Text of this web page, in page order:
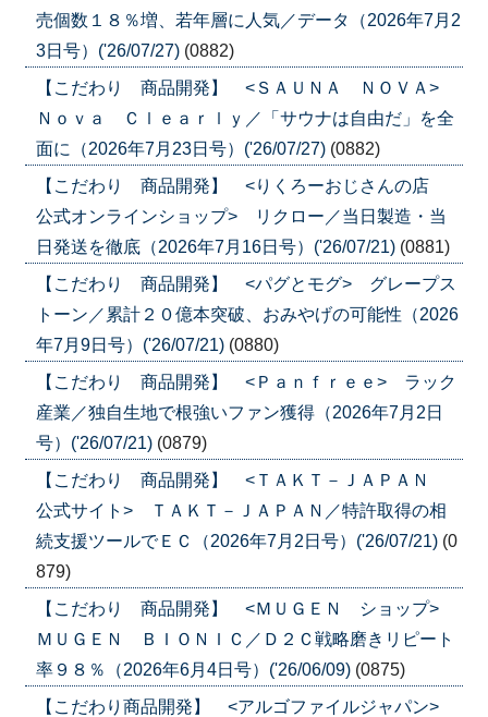
売個数１８％増、若年層に人気／データ（2026年7月2
3日号）('26/07/27) (0882)
【こだわり 商品開発】 <ＳＡＵＮＡ ＮＯＶＡ>
Ｎｏｖａ Ｃｌｅａｒｌｙ／「サウナは自由だ」を全
面に（2026年7月23日号）('26/07/27) (0882)
【こだわり 商品開発】 <りくろーおじさんの店
公式オンラインショップ> リクロー／当日製造・当
日発送を徹底（2026年7月16日号）('26/07/21) (0881)
【こだわり 商品開発】 <パグとモグ> グレープス
トーン／累計２０億本突破、おみやげの可能性（2026
年7月9日号）('26/07/21) (0880)
【こだわり 商品開発】 <Ｐａｎｆｒｅｅ> ラック
産業／独自生地で根強いファン獲得（2026年7月2日
号）('26/07/21) (0879)
【こだわり 商品開発】 <ＴＡＫＴ－ＪＡＰＡＮ
公式サイト> ＴＡＫＴ－ＪＡＰＡＮ／特許取得の相
続支援ツールでＥＣ（2026年7月2日号）('26/07/21) (0
879)
【こだわり 商品開発】 <ＭＵＧＥＮ ショップ>
ＭＵＧＥＮ ＢＩＯＮＩＣ／Ｄ２Ｃ戦略磨きリピート
率９８％（2026年6月4日号）('26/06/09) (0875)
【こだわり商品開発】 <アルゴファイルジャパン>